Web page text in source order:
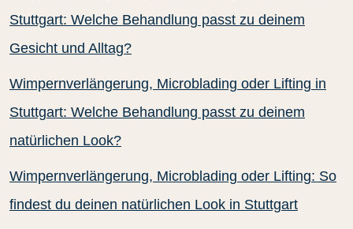
Stuttgart: Welche Behandlung passt zu deinem
Gesicht und Alltag?
Wimpernverlängerung, Microblading oder Lifting in
Stuttgart: Welche Behandlung passt zu deinem
natürlichen Look?
Wimpernverlängerung, Microblading oder Lifting: So
findest du deinen natürlichen Look in Stuttgart